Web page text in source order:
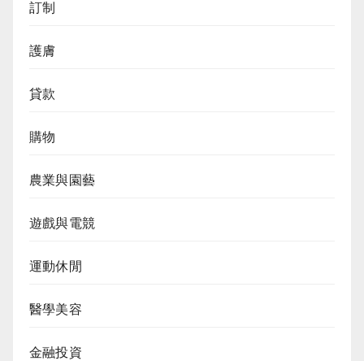
訂制
護膚
貸款
購物
農業與園藝
遊戲與電競
運動休閒
醫學美容
金融投資